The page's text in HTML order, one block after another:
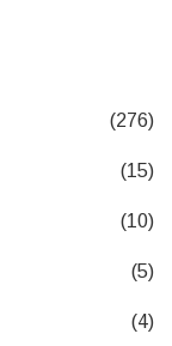
(276)
(15)
(10)
(5)
(4)